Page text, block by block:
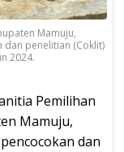
Mamuju,
dan penelitian (Coklit)
2024.
Pemilihan
Mamuju,
dan